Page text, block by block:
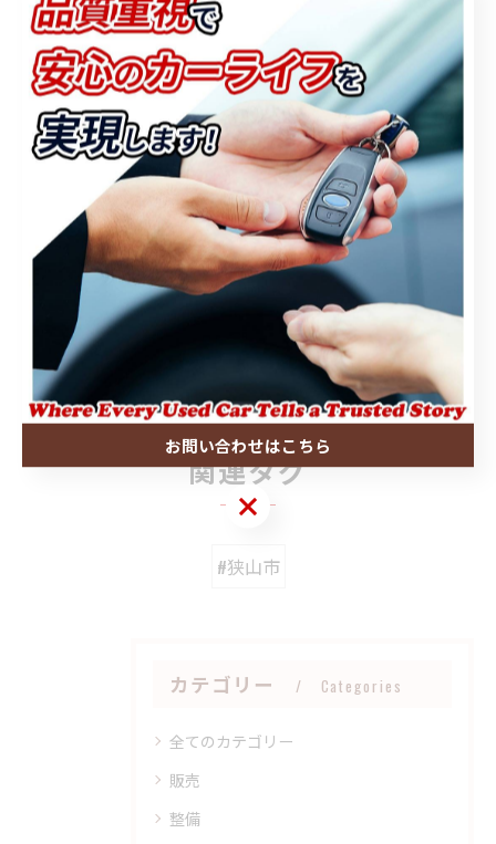
お気軽にお問い合わせください☎️
#中古車販売
#注文販売
#狭山市
#エスクァイア
< 前のページ 次のページ >
関連タグ
#狭山市
カテゴリー Categories
全てのカテゴリー
販売
整備
お問い合わせはこちら
お問い合わせはこちら